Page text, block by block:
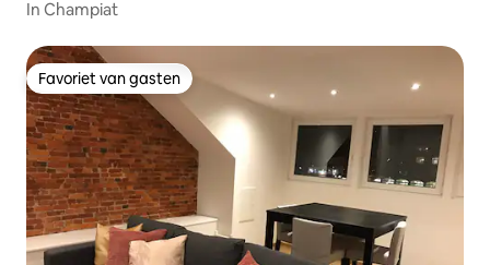
In Champiat
Favoriet van gasten
Favoriet van gasten